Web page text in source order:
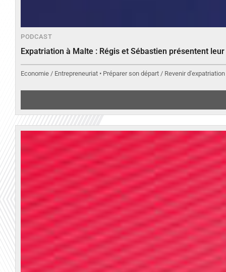
PODCAST
Expatriation à Malte : Régis et Sébastien présentent
Economie / Entrepreneuriat • Préparer son départ / Revenir d'expatriation